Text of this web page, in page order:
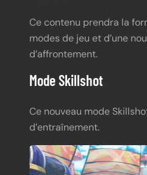
Ce contenu prendra la
modes de jeu et d’une
d’affrontement.
Mode Skillshot
Ce nouveau mode
d’entraînement.